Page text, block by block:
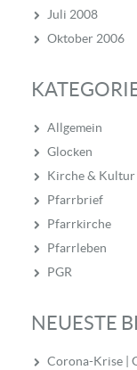
Juli 2008
Oktober 2006
Allgemein
Glocken
Kirche & Kultur
Pfarrbrief
Pfarrkirche
Pfarrleben
PGR
NEUESTE
Corona-Krise |